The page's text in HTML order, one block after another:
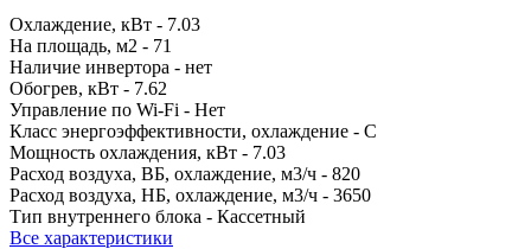
Охлаждение, кВт - 7.03
На площадь, м2 - 71
Наличие инвертора - нет
Обогрев, кВт - 7.62
Управление по Wi-Fi - Нет
Класс энергоэффективности, охлаждение - C
Мощность охлаждения, кВт - 7.03
Расход воздуха, ВБ, охлаждение, м3/ч - 820
Расход воздуха, НБ, охлаждение, м3/ч - 3650
Тип внутреннего блока - Кассетный
Все характеристики